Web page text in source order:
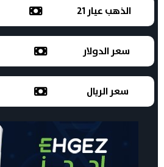
الذهب عيار 21
سعر الدولار
سعر الريال